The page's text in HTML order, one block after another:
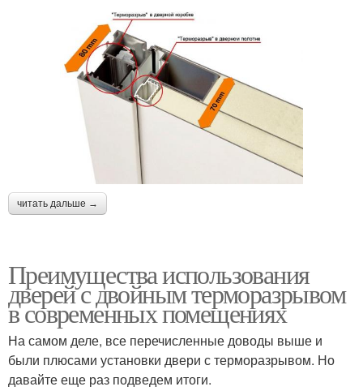
читать дальше →
Преимущества использования
дверей с двойным терморазрывом
в современных помещениях
На самом деле, все перечисленные доводы выше и
были плюсами установки двери с терморазрывом. Но
давайте еще раз подведем итоги.